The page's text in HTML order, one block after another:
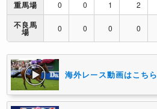
重馬場 0 0 1 2
不良馬
場 0 0 0 0
海外レース動画はこちら